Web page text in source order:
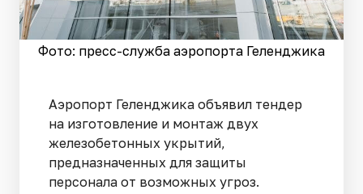
Фото: пресс-служба аэропорта Геленджика
Аэропорт Геленджика объявил тендер
на изготовление и монтаж двух
железобетонных укрытий,
предназначенных для защиты
персонала от возможных угроз.